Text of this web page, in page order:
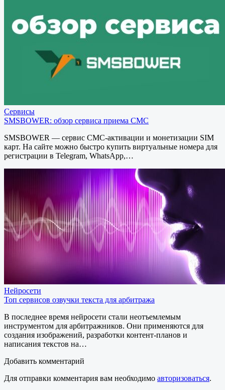
Сервисы
SMSBOWER: обзор сервиса приема СМС
SMSBOWER — сервис СМС-активации и монетизации SIM
карт. На сайте можно быстро купить виртуальные номера для
регистрации в Telegram, WhatsApp,…
Нейросети
Топ сервисов озвучки текста для арбитража
В последнее время нейросети стали неотъемлемым
инструментом для арбитражников. Они применяются для
создания изображений, разработки контент-планов и
написания текстов на…
Добавить комментарий
Для отправки комментария вам необходимо авторизоваться.